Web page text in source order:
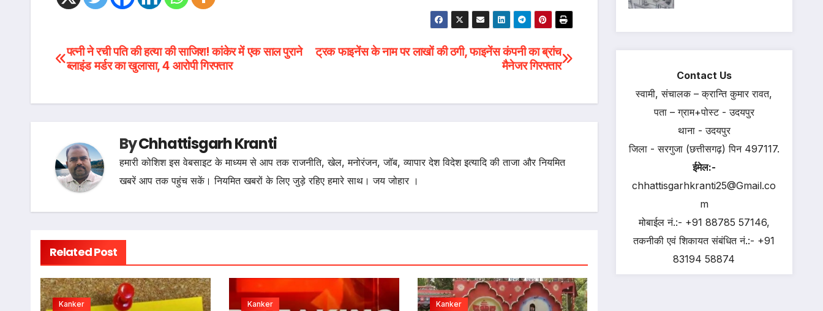
Post
navigation
ट्रक फाइनेंस के नाम पर लाखों की ठगी, फाइनेंस कंपनी का ब्रांच
मैनेजर गिरफ्तार
पत्नी ने रची पति की हत्या की साजिश! कांकेर में एक साल पुराने
ब्लाइंड मर्डर का खुलासा, 4 आरोपी गिरफ्तार
ByChhattisgarh Kranti
हमारी कोशिश इस वेबसाइट के माध्यम से आप तक राजनीति, खेल, मनोरंजन, जॉब, व्यापार देश विदेश इत्यादि की ताजा और नियमित
खबरें आप तक पहुंच सकें। नियमित खबरों के लिए जुड़े रहिए हमारे साथ। जय जोहार ।
Related Post
Kanker Kanker Kanker
Contact Us
स्वामी, संचालक – क्रान्ति कुमार रावत,
पता – ग्राम+पोस्ट - उदयपुर
थाना - उदयपुर
जिला - सरगुजा (छत्तीसगढ़) पिन 497117.
ईमेल:-
chhattisgarhkranti25@Gmail.co
m
मोबाईल नं.:- +91 88785 57146,
तकनीकी एवं शिकायत संबंधित नं.:- +91
83194 58874